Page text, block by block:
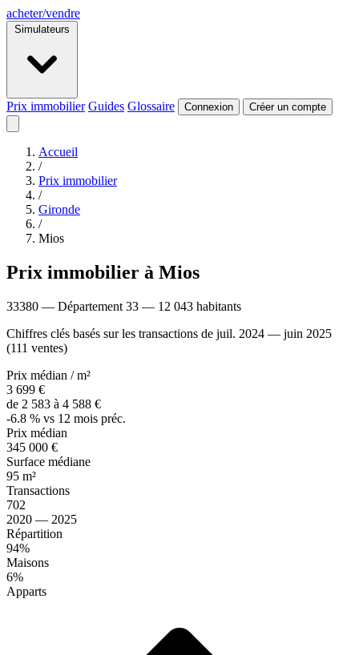
acheter/vendre
Simulateurs
Prix immobilier Guides Glossaire Connexion Créer un compte
Accueil
/
Prix immobilier
/
Gironde
/
Mios
Prix immobilier à Mios
33380 — Département 33 — 12 043 habitants
Chiffres clés basés sur les transactions de juil. 2024 — juin 2025
(111 ventes)
Prix médian / m²
3 699 €
de 2 583 à 4 588 €
-6.8 % vs 12 mois préc.
Prix médian
345 000 €
Surface médiane
95 m²
Transactions
702
2020 — 2025
Répartition
94%
Maisons
6%
Apparts